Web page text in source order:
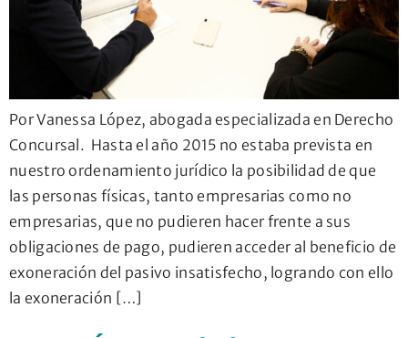
Por Vanessa López, abogada especializada en Derecho
Concursal. Hasta el año 2015 no estaba prevista en
nuestro ordenamiento jurídico la posibilidad de que
las personas físicas, tanto empresarias como no
empresarias, que no pudieren hacer frente a sus
obligaciones de pago, pudieren acceder al beneficio de
exoneración del pasivo insatisfecho, logrando con ello
la exoneración […]